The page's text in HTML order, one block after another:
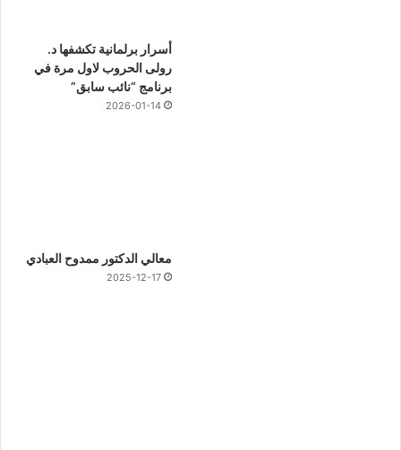
أسرار برلمانية تكشفها د.
رولى الحروب لاول مرة في
برنامج “نائب سابق”
2026-01-14
معالي الدكتور ممدوح العبادي
2025-12-17